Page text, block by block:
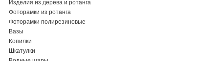
Изделия из дерева и ротанга
Фоторамки из ротанга
Фоторамки полирезиновые
Вазы
Копилки
Шкатулки